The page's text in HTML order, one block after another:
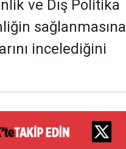
ve Dış Politika
sağlanmasına
incelediğini